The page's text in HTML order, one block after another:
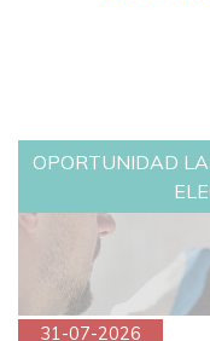
OPORTUNIDAD
31-07-2026